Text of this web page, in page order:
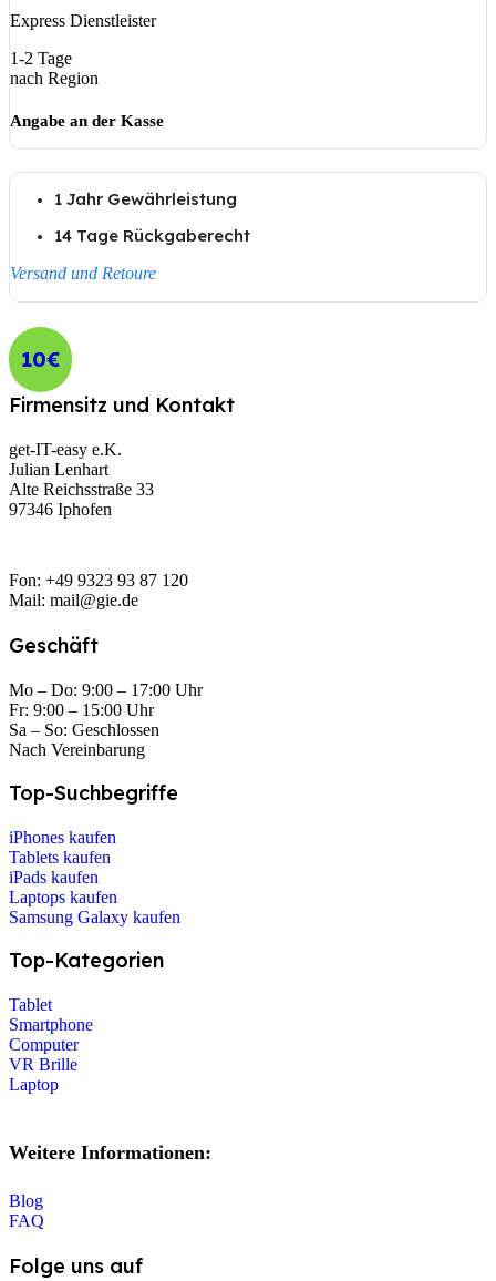
Express Dienstleister
1-2 Tage
nach Region
Angabe an der Kasse
1 Jahr Gewährleistung
14 Tage Rückgaberecht
Versand und Retoure
10€
Firmensitz und Kontakt
get-IT-easy e.K.
Julian Lenhart
Alte Reichsstraße 33
97346 Iphofen
Fon: +49 9323 93 87 120
Mail: mail@gie.de
Geschäft
Mo – Do: 9:00 – 17:00 Uhr
Fr: 9:00 – 15:00 Uhr
Sa – So: Geschlossen
Nach Vereinbarung
Top-Suchbegriffe
iPhones kaufen
Tablets kaufen
iPads kaufen
Laptops kaufen
Samsung Galaxy kaufen
Top-Kategorien
Tablet
Smartphone
Computer
VR Brille
Laptop
Weitere Informationen:
Blog
FAQ
Folge uns auf